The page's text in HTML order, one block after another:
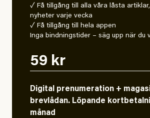
✓ Få tillgång till alla våra låsta
nyheter varje vecka
✓ Få tillgång till hela appen
Inga bindningstider – säg upp när du
59 kr
Digital prenumeration +
brevlådan. Löpande
månad